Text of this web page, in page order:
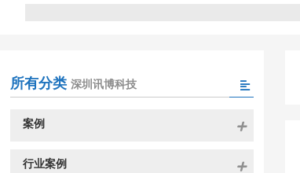
所有分类 深圳讯博科技
案例
行业案例